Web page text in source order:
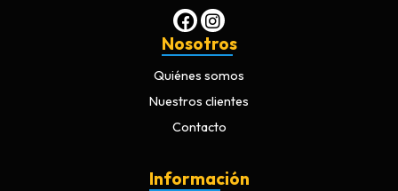
Nosotros
Quiénes somos
Nuestros clientes
Contacto
Información